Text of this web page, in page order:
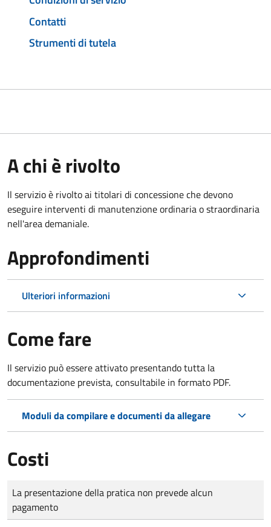
Contatti
Strumenti di tutela
A chi è rivolto
Il servizio è rivolto ai titolari di concessione che devono
eseguire interventi di manutenzione ordinaria o straordinaria
nell'area demaniale.
Approfondimenti
Ulteriori informazioni
Come fare
Il servizio può essere attivato presentando tutta la
documentazione prevista, consultabile in formato PDF.
Moduli da compilare e documenti da allegare
Costi
Tipo di pagamento
Importo
La presentazione della pratica non prevede alcun
pagamento